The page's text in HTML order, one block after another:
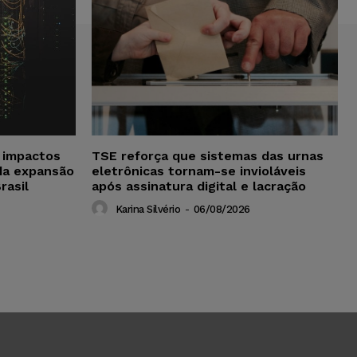
expansão
TSE reforça que sistemas das urnas
eletrônicas tornam-se invioláveis
após assinatura digital e lacração
Karina Silvério - 06/08/2026